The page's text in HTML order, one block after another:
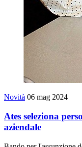
Novità 06 mag 2024
Ates seleziona
aziendale